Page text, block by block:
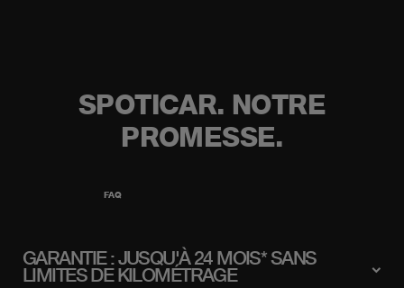
SPOTICAR. NOTRE
PROMESSE.
FAQ
GARANTIE : JUSQU'À 24 MOIS* SANS
LIMITES DE KILOMÉTRAGE